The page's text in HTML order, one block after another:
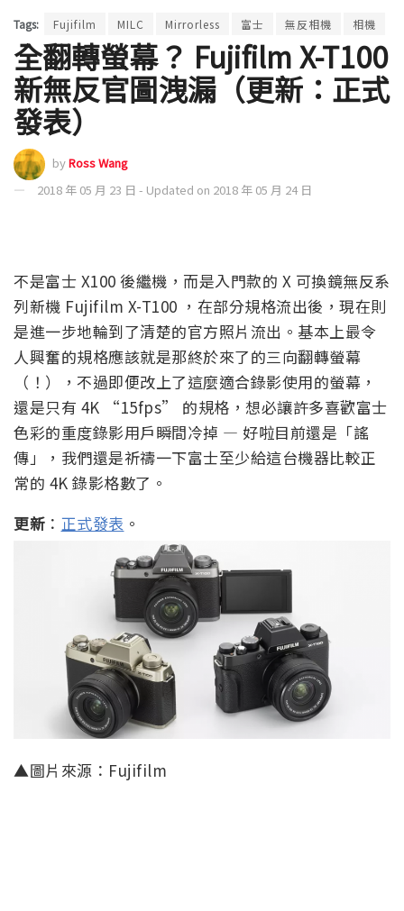
Tags: Fujifilm MILC Mirrorless 富士 無反相機 相機
全翻轉螢幕？ Fujifilm X-T100
新無反官圖洩漏（更新：正式
發表）
byRoss Wang
2018 年 05 月 23 日 - Updated on 2018 年 05 月 24 日
不是富士 X100 後繼機，而是入門款的 X 可換鏡無反系
列新機 Fujifilm X-T100 ，在部分規格流出後，現在則
是進一步地輪到了清楚的官方照片流出。基本上最令
人興奮的規格應該就是那終於來了的三向翻轉螢幕
（！），不過即便改上了這麼適合錄影使用的螢幕，
還是只有 4K “15fps” 的規格，想必讓許多喜歡富士
色彩的重度錄影用戶瞬間冷掉 — 好啦目前還是「謠
傳」，我們還是祈禱一下富士至少給這台機器比較正
常的 4K 錄影格數了。
更新 ： 正式發表 。
▲圖片來源：Fujifilm